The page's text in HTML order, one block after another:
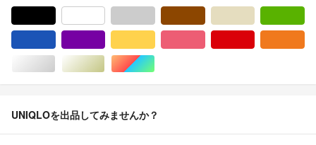
シルバー/銀色系ゴールド/金色系マルチカラー
UNIQLOを出品してみませんか？